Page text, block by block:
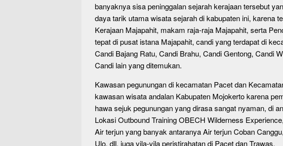
banyaknya sisa peninggalan sejarah kerajaan tersebut
daya tarik utama wisata sejarah di kabupaten ini, karena
Kerajaan Majapahit, makam raja-raja Majapahit, serta
tepat di pusat istana Majapahit, candi yang terdapat di
Candi Bajang Ratu, Candi Brahu, Candi Gentong, Candi
Candi lain yang ditemukan.
Kawasan pegunungan di kecamatan Pacet dan
kawasan wisata andalan Kabupaten Mojokerto karena
hawa sejuk pegunungan yang dirasa sangat nyaman, di
Lokasi Outbound Training OBECH Wilderness
Air terjun yang banyak antaranya Air terjun Coban
Ulo, dll, juga vila-vila peristirahatan di Pacet dan Trawas.